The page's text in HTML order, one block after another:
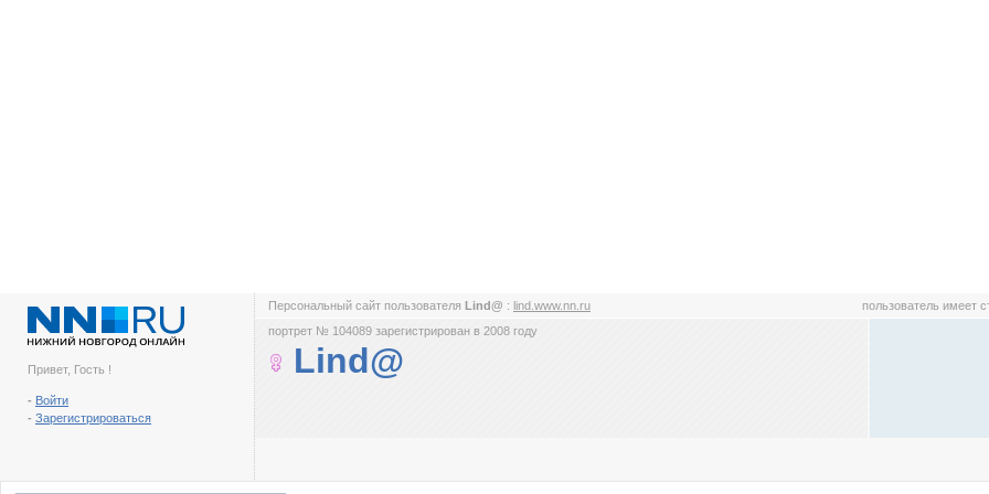
Привет, Гость !
- Войти
- Зарегистрироваться
Персональный сайт пользователя Lind@ : lind.www.nn.ru пользователь имеет
портрет № 104089 зарегистрирован в 2008 году
Lind@